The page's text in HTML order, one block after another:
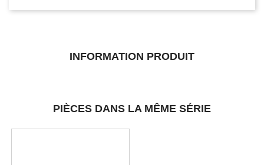
INFORMATION PRODUIT
PIÈCES DANS LA MÊME SÉRIE